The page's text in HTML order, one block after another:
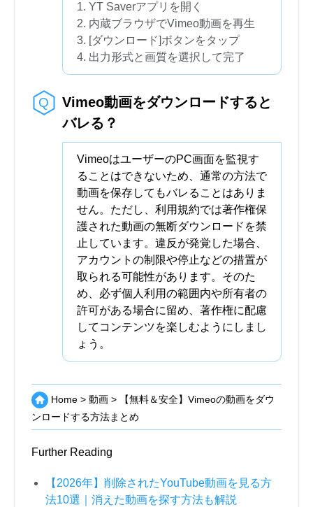
YT Saverアプリを開く
内蔵ブラウザでVimeo動画を再生
[ダウンロード]ボタンをタップ
出力形式と画質を選択して完了
Vimeo動画をダウンロードすると
バレる？
VimeoはユーザーのPC画面を監視す
ることはできないため、通常の方法で
動画を保存してもバレることはありま
せん。ただし、利用規約では著作権保
護された動画の無断ダウンロードを禁
止しています。違反が発覚した場合、
アカウントの制限や停止などの措置が
取られる可能性があります。そのた
め、必ず個人利用の範囲内や所有者の
許可がある場合に留め、著作権に配慮
してコンテンツを楽しむようにしまし
ょう。
Home > 動画 >
【無料＆安全】Vimeoの動画をダウ
ンロードする方法まとめ
Further Reading
【2026年】削除されたYouTube動画を見る方
法10選｜消えた動画を探す方法も解説